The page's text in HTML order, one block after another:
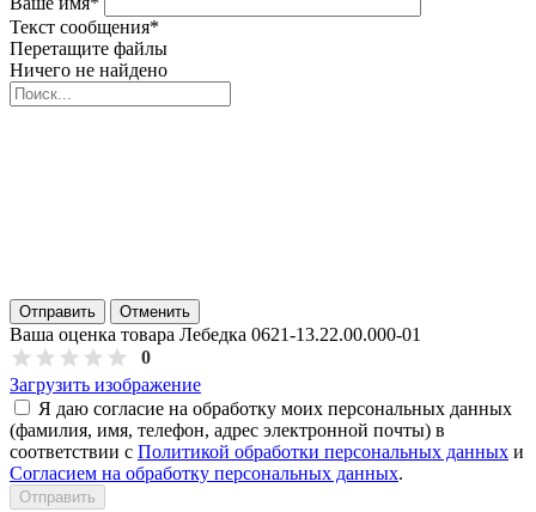
Текст сообщения*
Перетащите файлы
Ничего не найдено
Отправить Отменить
Ваша оценка товара Лебедка 0621-13.22.00.000-01
0
Загрузить изображение
Я даю согласие на обработку моих персональных данных
(фамилия, имя, телефон, адрес электронной почты) в
соответствии с Политикой обработки персональных данных и
Согласием на обработку персональных данных.